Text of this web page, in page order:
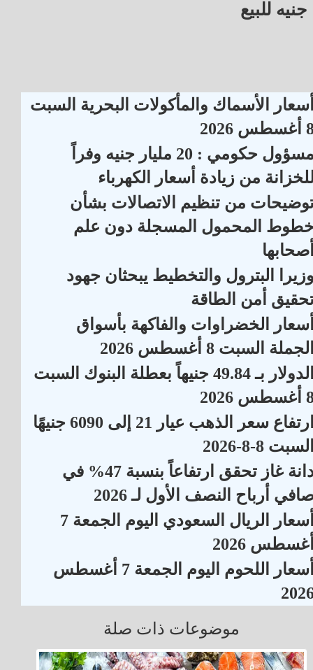
جنيه للبيع
الأسماك والمأكولات البحرية السبت
2026
مسؤول حكومي : 20 مليار جنيه وفراً
من زيادة أسعار الكهرباء
من تنظيم الاتصالات بشأن
المحمول المسجلة دون علم
البترول والتخطيط يبحثان جهود
أمن الطاقة
الخضراوات والفاكهة بأسواق
السبت 8 أغسطس 2026
الدولار بـ 49.84 جنيهاً بعطلة البنوك السبت
2026
ارتفاع سعر الذهب عيار 21 إلى 6090 جنيهًا
8-8-2026
دانة غاز تحقق ارتفاعاً بنسبة 47% في
أرباح النصف الأول لـ 2026
أسعار الريال السعودي اليوم الجمعة 7
2026
أسعار اللحوم اليوم الجمعة 7 أغسطس
موضوعات ذات صلة